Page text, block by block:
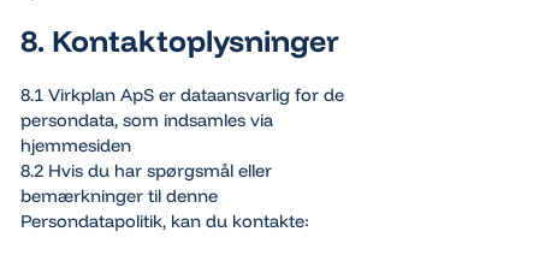
8. Kontaktoplysninger
8.1 Virkplan ApS er dataansvarlig for de
persondata, som indsamles via
hjemmesiden
8.2 Hvis du har spørgsmål eller
bemærkninger til denne
Persondatapolitik, kan du kontakte: